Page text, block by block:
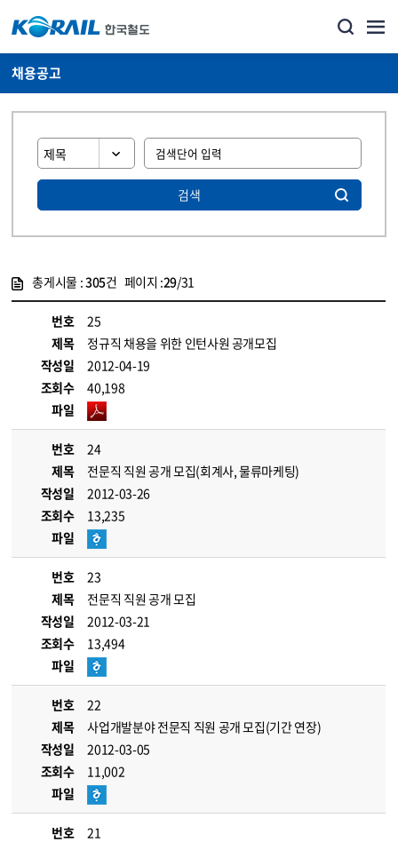
채용공고
검색
총게시물 :305건 페이지 :29/31
번호
25
제목
정규직 채용을 위한 인턴사원 공개모집
작성일
2012-04-19
조회수
40,198
파일
번호
24
제목
전문직 직원 공개 모집(회계사, 물류마케팅)
작성일
2012-03-26
조회수
13,235
파일
번호
23
제목
전문직 직원 공개 모집
작성일
2012-03-21
조회수
13,494
파일
번호
22
제목
사업개발분야 전문직 직원 공개 모집(기간 연장)
작성일
2012-03-05
조회수
11,002
파일
번호
21